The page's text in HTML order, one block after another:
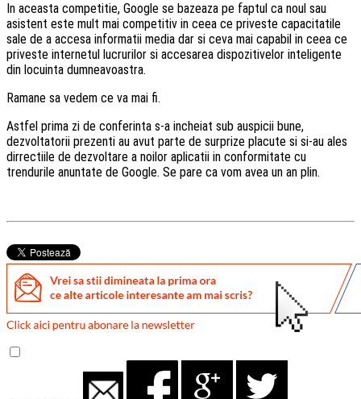
In aceasta competitie, Google se bazeaza pe faptul ca noul sau
asistent este mult mai competitiv in ceea ce priveste capacitatile
sale de a accesa informatii media dar si ceva mai capabil in ceea ce
priveste internetul lucrurilor si accesarea dispozitivelor inteligente
din locuinta dumneavoastra.
Ramane sa vedem ce va mai fi.
Astfel prima zi de conferinta s-a incheiat sub auspicii bune,
dezvoltatorii prezenti au avut parte de surprize placute si si-au ales
dirrectiile de dezvoltare a noilor aplicatii in conformitate cu
trendurile anuntate de Google. Se pare ca vom avea un an plin.